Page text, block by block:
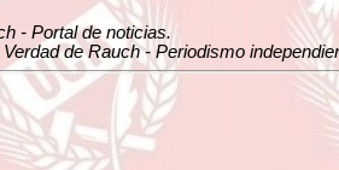
- Portal de noticias.
de Rauch - Periodismo